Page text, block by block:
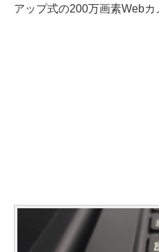
アップ式の200万画素Webカ